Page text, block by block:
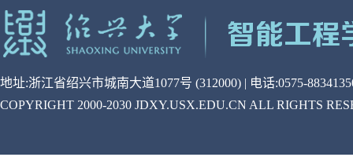
地址:浙江省绍兴市城南大道1077号 (312000) | 电话:0575-
COPYRIGHT 2000-2030 JDXY.USX.EDU.CN ALL RIGHTS